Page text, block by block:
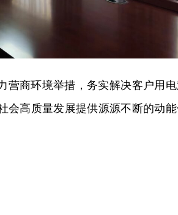
营商环境举措，务实解决客户用
会高质量发展提供源源不断的动